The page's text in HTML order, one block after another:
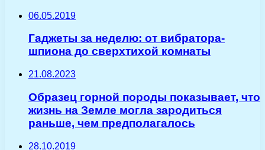
06.05.2019
Гаджеты за неделю: от вибратора-
шпиона до сверхтихой комнаты
21.08.2023
Образец горной породы показывает, что
жизнь на Земле могла зародиться
раньше, чем предполагалось
28.10.2019